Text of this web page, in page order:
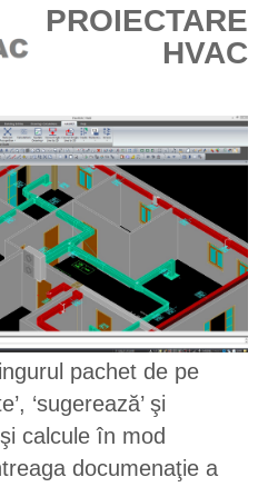
PROIECTARE
HVAC
pachet de pe
‘sugerează’ şi
calcule în mod
documenaţie a